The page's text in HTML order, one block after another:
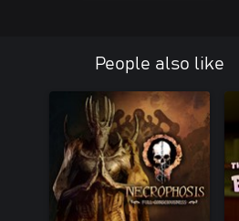
People also like